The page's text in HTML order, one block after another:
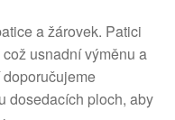
a žárovek. Patici
usnadní výměnu a
dosedacích ploch, aby